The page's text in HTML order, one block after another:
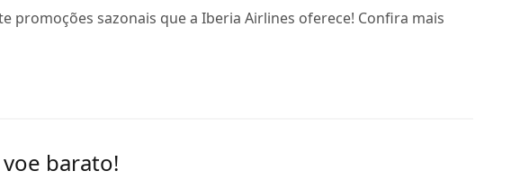
sazonais que a Iberia Airlines oferece! Confira mais
barato!